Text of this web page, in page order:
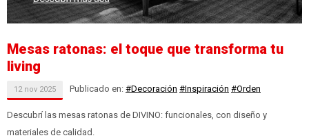
Mesas ratonas: el toque que transforma tu
living
12 nov 2025 Publicado en: #Decoración #Inspiración #Orden
Descubrí las mesas ratonas de DIVINO: funcionales, con diseño y
materiales de calidad.